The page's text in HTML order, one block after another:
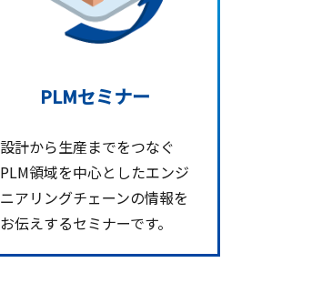
PLMセミナー
設計から生産までをつなぐ
PLM領域を中心としたエンジ
ニアリングチェーンの情報を
お伝えするセミナーです。